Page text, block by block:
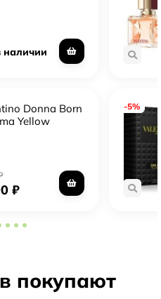
наличии
Donna Born
Yellow
₽
-5%
покупают